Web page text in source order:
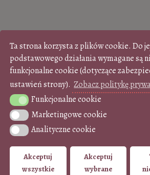
Ta strona korzysta z plików cookie. Do
podstawowego działania wymagane są
funkcjonalne cookie (dotyczące
ustawień strony). Zobacz politykę
Funkcjonalne cookie
Funkcjonalne cookie
Marketingowe cookie
Marketingowe cookie
Analityczne cookie
Analityczne cookie
Akceptuj
wszystkie
Akceptuj
wybrane